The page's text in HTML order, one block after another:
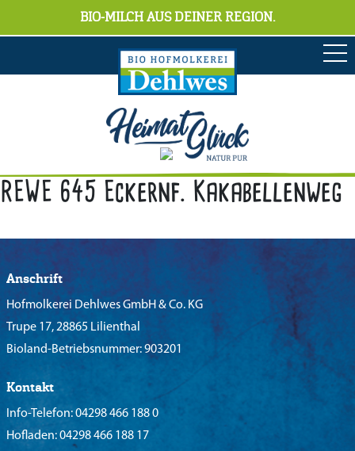
BIO-MILCH AUS DEINER REGION.
REWE 645 Eckernf. Kakabellenweg
Anschrift
Hofmolkerei Dehlwes GmbH & Co. KG
Trupe 17, 28865 Lilienthal
Bioland-Betriebsnummer: 903201
Kontakt
Info-Telefon:04298 466 188 0
Hofladen:04298 466 188 17